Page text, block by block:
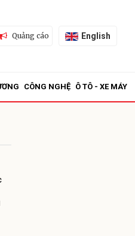
Quảng cáo English
CÔNG NGHỆ Ô TÔ - XE MÁY